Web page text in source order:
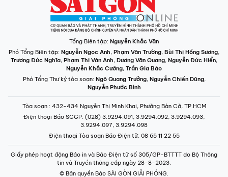
Tổng Biên tập: Nguyễn Khắc Văn
Phó Tổng Biên tập: Nguyễn Ngọc Anh, Phạm Văn Trường, Bùi Thị Hồng Sương,
Trương Đức Nghĩa, Phạm Thị Vân Anh, Dương Văn Quang, Nguyễn Đức Hiển,
Nguyễn Khắc Cường, Trần Gia Bảo
Phó Tổng Thư ký tòa soạn: Ngô Quang Trưởng, Nguyễn Chiến Dũng,
Nguyễn Phước Bình
Tòa soạn : 432-434 Nguyễn Thị Minh Khai, Phường Bàn Cờ, TP.HCM
Điện thoại Báo SGGP: (028) 3.9294.091, 3.9294.092, 3.9294.093,
3.9294.097, 3.9294.098
Điện thoại Tòa soạn Báo Điện tử: 08 65 11 22 55
Giấy phép hoạt động Báo in và Báo Điện tử số 305/GP-BTTTT do Bộ Thông
tin và Truyền thông cấp ngày 28-8-2023.
© Bản quyền Báo SÀI GÒN GIẢI PHÓNG.